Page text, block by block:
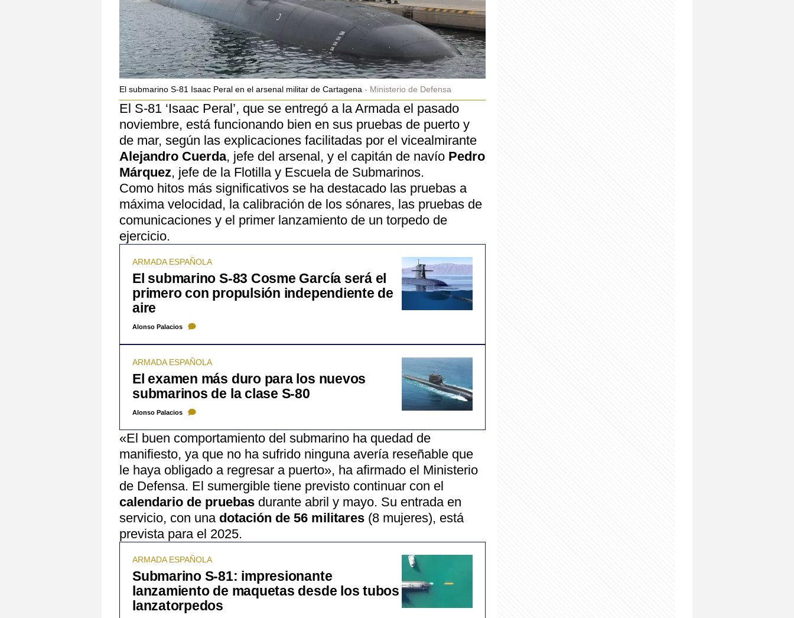
El submarino S-81 Isaac Peral en el arsenal militar de Cartagena Ministerio de Defensa
El S-81 ‘Isaac Peral’, que se entregó a la Armada el pasado
noviembre, está funcionando bien en sus pruebas de puerto y
de mar, según las explicaciones facilitadas por el vicealmirante
Alejandro Cuerda, jefe del arsenal, y el capitán de navío Pedro
Márquez, jefe de la Flotilla y Escuela de Submarinos.
Como hitos más significativos se ha destacado las pruebas a
máxima velocidad, la calibración de los sónares, las pruebas de
comunicaciones y el primer lanzamiento de un torpedo de
ejercicio.
ARMADA ESPAÑOLA
El submarino S-83 Cosme García será el
primero con propulsión independiente de
aire
Alonso Palacios
ARMADA ESPAÑOLA
El examen más duro para los nuevos
submarinos de la clase S-80
Alonso Palacios
«El buen comportamiento del submarino ha quedad de
manifiesto, ya que no ha sufrido ninguna avería reseñable que
le haya obligado a regresar a puerto», ha afirmado el Ministerio
de Defensa. El sumergible tiene previsto continuar con el
calendario de pruebas durante abril y mayo. Su entrada en
servicio, con unadotación de 56 militares (8 mujeres), está
prevista para el 2025.
ARMADA ESPAÑOLA
Submarino S-81: impresionante
lanzamiento de maquetas desde los tubos
lanzatorpedos